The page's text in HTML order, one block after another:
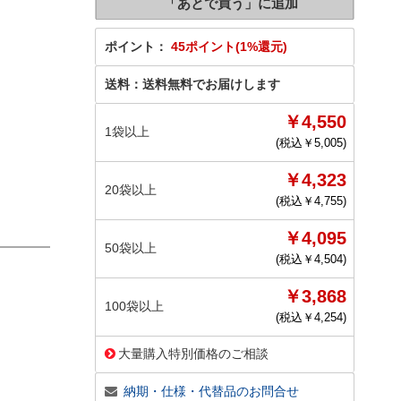
ポイント： 45ポイント(1%還元)
送料： 送料無料でお届けします
1袋以上 ￥4,550
(税込￥ 5,005)
20袋以上 ￥4,323
(税込￥ 4,755)
50袋以上 ￥4,095
(税込￥ 4,504)
100袋以上 ￥3,868
(税込￥ 4,254)
大量購入特別価格のご相談
納期・仕様・代替品のお問合せ